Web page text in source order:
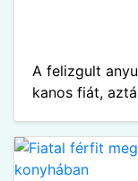
A felizgult
kanos fiát,